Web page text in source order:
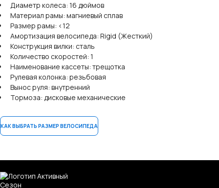
Диаметр колеса: 16 дюймов
Материал рамы: магниевый сплав
Размер рамы: <12
Амортизация велосипеда: Rigid (Жесткий)
Конструкция вилки: сталь
Количество скоростей: 1
Наименование кассеты: трещотка
Рулевая колонка: резьбовая
Вынос руля: внутренний
Тормоза: дисковые механические
КАК ВЫБРАТЬ РАЗМЕР ВЕЛОСИПЕДА